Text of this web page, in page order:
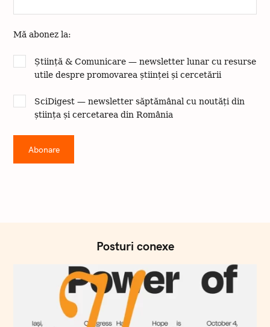
Mă abonez la:
Știință & Comunicare — newsletter lunar cu resurse
utile despre promovarea științei și cercetării
SciDigest — newsletter săptămânal cu noutăți din
știința și cercetarea din România
Posturi conexe